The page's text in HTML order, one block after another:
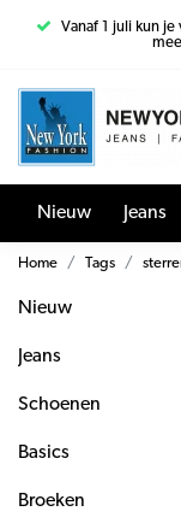
Vanaf 1 juli kun
Nieuw Jeans
Home Tags
Nieuw
Jeans
Schoenen
Basics
Broeken